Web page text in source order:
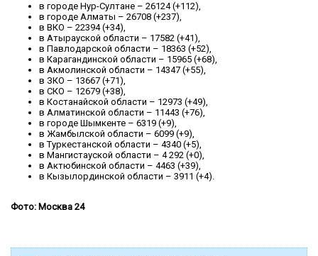
в городе Нур-Султане – 26124 (+112),
в городе Алматы – 26708 (+237),
в ВКО – 22394 (+34),
в Атырауской области – 17582 (+41),
в Павлодарской области – 18363 (+52),
в Карагандинской области – 15965 (+68),
в Акмолинской области – 14347 (+55),
в ЗКО – 13667 (+71),
в СКО – 12679 (+38),
в Костанайской области – 12973 (+49),
в Алматинской области – 11443 (+76),
в городе Шымкенте – 6319 (+9),
в Жамбылской области – 6099 (+9),
в Туркестанской области – 4340 (+5),
в Мангистауской области – 4 292 (+0),
в Актюбинской области – 4463 (+39),
в Кызылординской области – 3911 (+4).
Фото: Москва 24